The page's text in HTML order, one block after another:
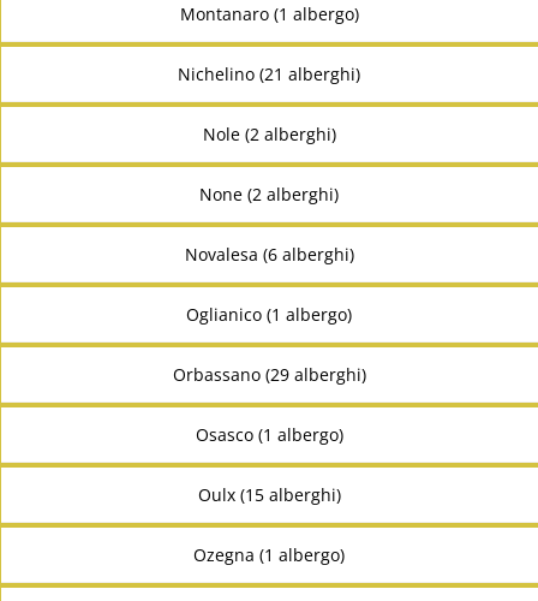
Montanaro (1 albergo)
Nichelino (21 alberghi)
Nole (2 alberghi)
None (2 alberghi)
Novalesa (6 alberghi)
Oglianico (1 albergo)
Orbassano (29 alberghi)
Osasco (1 albergo)
Oulx (15 alberghi)
Ozegna (1 albergo)